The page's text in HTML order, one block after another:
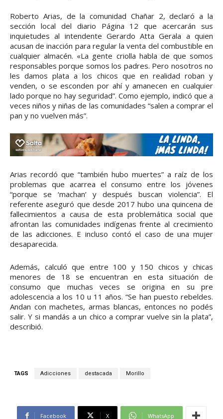
Roberto Arias, de la comunidad Chañar 2, declaró a la
sección local del diario Página 12 que acercarán sus
inquietudes al intendente Gerardo Atta Gerala a quien
acusan de inacción para regular la venta del combustible en
cualquier almacén. «La gente criolla habla de que somos
responsables porque somos los padres. Pero nosotros no
les damos plata a los chicos que en realidad roban y
venden, o se esconden por ahí y amanecen en cualquier
lado porque no hay seguridad”. Como ejemplo, indicó que a
veces niños y niñas de las comunidades “salen a comprar el
pan y no vuelven más”.
Arias recordó que “también hubo muertes” a raíz de los
problemas que acarrea el consumo entre los jóvenes
“porque se ‘machan’ y después buscan violencia”. El
referente aseguró que desde 2017 hubo una quincena de
fallecimientos a causa de esta problemática social que
afrontan las comunidades indígenas frente al crecimiento
de las adicciones. E incluso contó el caso de una mujer
desaparecida.
Además, calculó que entre 100 y 150 chicos y chicas
menores de 18 se encuentran en esta situación de
consumo que muchas veces se origina en su pre
adolescencia a los 10 u 11 años. “Se han puesto rebeldes.
Andan con machetes, armas blancas, entonces no podés
salir. Y si mandás a un chico a comprar vuelve sin la plata”,
describió.
TAGS Adicciones destacada Morillo
Facebook X WhatsApp